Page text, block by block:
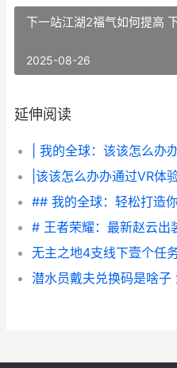
下一站江湖2福气如何提高
2025-08-26
延伸阅读
| 我的全球：该该怎么办
|该该怎么办办通过VR体
## 我的全球：轻松打造
# 王者荣耀：最新赵云出